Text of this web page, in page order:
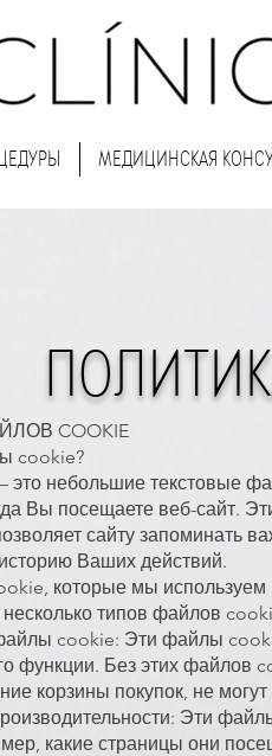
МЕДИЦИНСКАЯ
COOKIE
cookie?
небольшие текстовые
Вы посещаете веб-сайт.
сайту
Ваших действий.
которые мы используем
типов файлов
cookie: Эти файлы
функции. Без этих файлов
корзины покупок, не
Эти
какие страницы они